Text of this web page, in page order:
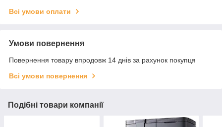
Всі умови оплати
Умови повернення
Повернення товару впродовж 14 днів за рахунок покупця
Всі умови повернення
Подібні товари компанії